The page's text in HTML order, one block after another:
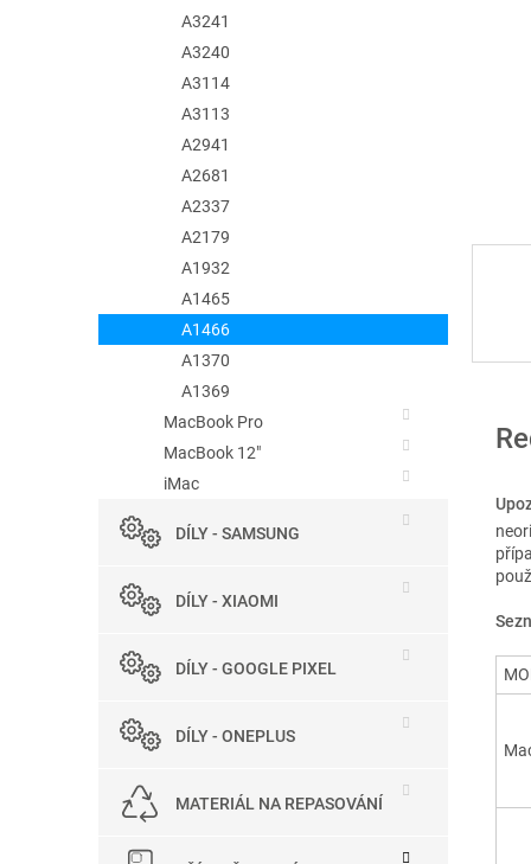
A3241
A3240
A3114
A3113
A2941
A2681
A2337
A2179
A1932
A1465
A1466
A1370
A1369
MacBook Pro
MacBook 12"
iMac
DÍLY - SAMSUNG
DÍLY - XIAOMI
DÍLY - GOOGLE PIXEL
DÍLY - ONEPLUS
MATERIÁL NA REPASOVÁNÍ